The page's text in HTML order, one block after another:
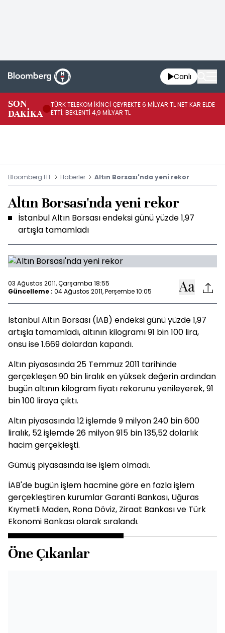
Canlı
SON
DAKİKA
TÜRK TELEKOM İKİNCİ ÇEYREKTE 6 MİLYAR TL NET KAR ELDE
ETTİ; BEKLENTİ 4,9 MİLYAR TL
Bloomberg HT Haberler Altın Borsası'nda yeni rekor
Altın Borsası'nda yeni rekor
İstanbul Altın Borsası endeksi günü yüzde 1,97
artışla tamamladı
03 Ağustos 2011, Çarşamba 18:55
Güncelleme : 04 Ağustos 2011, Perşembe 10:05
İstanbul Altın Borsası (İAB) endeksi günü yüzde 1,97
artışla tamamladı, altının kilogramı 91 bin 100 lira,
onsu ise 1.669 dolardan kapandı.
Altın piyasasında 25 Temmuz 2011 tarihinde
gerçekleşen 90 bin liralık en yüksek değerin ardından
bugün altının kilogram fiyatı rekorunu yenileyerek, 91
bin 100 liraya çıktı.
Altın piyasasında 12 işlemde 9 milyon 240 bin 600
liralık, 52 işlemde 26 milyon 915 bin 135,52 dolarlık
hacim gerçekleşti.
Gümüş piyasasında ise işlem olmadı.
İAB'de bugün işlem hacmine göre en fazla işlem
gerçekleştiren kurumlar Garanti Bankası, Uğuras
Kıymetli Maden, Rona Döviz, Ziraat Bankası ve Türk
Ekonomi Bankası olarak sıralandı.
Öne Çıkanlar